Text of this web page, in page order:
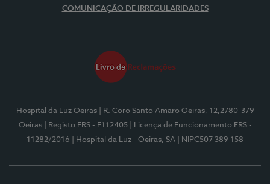
COMUNICAÇÃO DE IRREGULARIDADES
Hospital da Luz Oeiras
| R. Coro Santo Amaro Oeiras, 12,2780-379
Oeiras
| Registo ERS - E112405
| Licença de Funcionamento ERS -
11282/2016
| Hospital da Luz - Oeiras, SA | NIPC507 389 158